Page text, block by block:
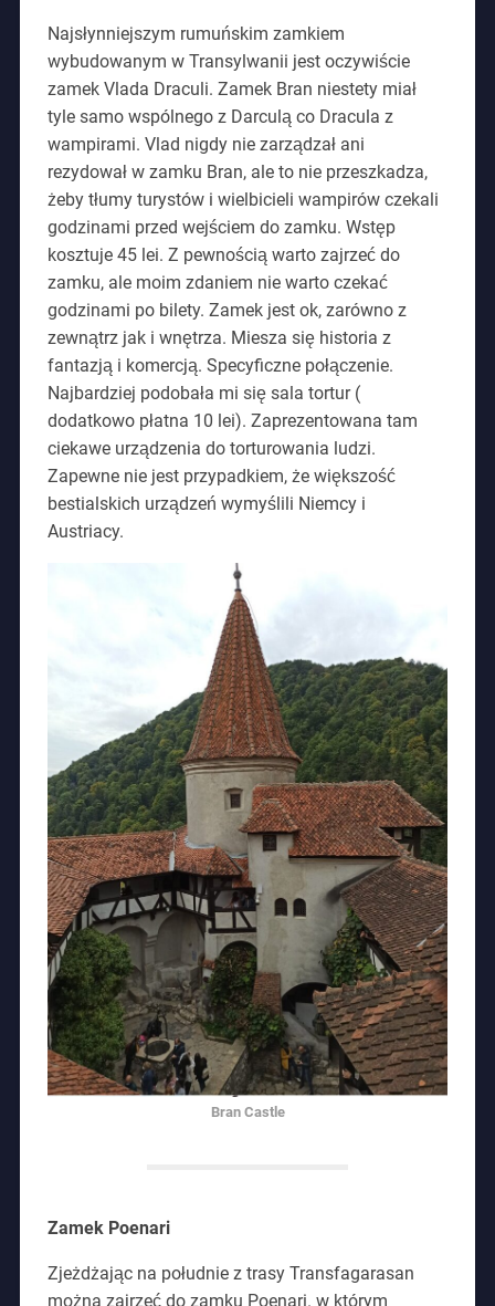
Najsłynniejszym rumuńskim zamkiem
wybudowanym w Transylwanii jest oczywiście
zamek Vlada Draculi. Zamek Bran niestety miał
tyle samo wspólnego z Darculą co Dracula z
wampirami. Vlad nigdy nie zarządzał ani
rezydował w zamku Bran, ale to nie przeszkadza,
żeby tłumy turystów i wielbicieli wampirów czekali
godzinami przed wejściem do zamku. Wstęp
kosztuje 45 lei. Z pewnością warto zajrzeć do
zamku, ale moim zdaniem nie warto czekać
godzinami po bilety. Zamek jest ok, zarówno z
zewnątrz jak i wnętrza. Miesza się historia z
fantazją i komercją. Specyficzne połączenie.
Najbardziej podobała mi się sala tortur (
dodatkowo płatna 10 lei). Zaprezentowana tam
ciekawe urządzenia do torturowania ludzi.
Zapewne nie jest przypadkiem, że większość
bestialskich urządzeń wymyślili Niemcy i
Austriacy.
Bran Castle
Zamek Poenari
Zjeżdżając na południe z trasy Transfagarasan
można zajrzeć do zamku Poenari. w którym